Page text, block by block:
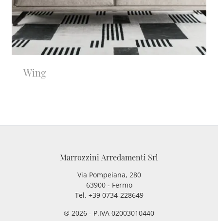
Wing
Marrozzini Arredamenti Srl
Via Pompeiana, 280
63900 - Fermo
Tel. +39 0734-228649
® 2026 - P.IVA 02003010440